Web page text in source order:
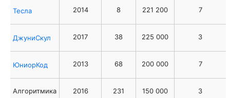
Тесла 2014 8 221 200 7
ДжуниСкул 2017 38 225 000 3
ЮниорКод 2013 68 200 000 7
Алгоритмика 2016 231 150 000 3